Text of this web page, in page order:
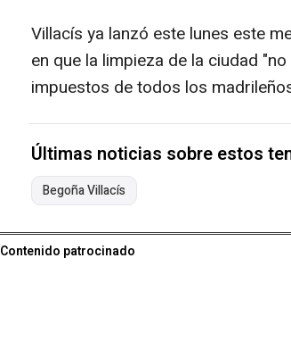
Villacís ya lanzó este lunes este
en que la limpieza de la ciudad
impuestos de todos los
Últimas noticias sobre estos
Begoña Villacís
Contenido patrocinado